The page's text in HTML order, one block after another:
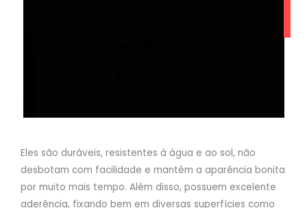
Eles são duráveis, resistentes à água e ao sol, não
desbotam com facilidade e mantêm a aparência bonita
por muito mais tempo. Além disso, possuem excelente
aderência, fixando bem em diversas superfícies como